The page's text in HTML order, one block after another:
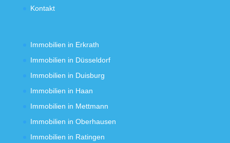
Kontakt
Immobilien in Erkrath
Immobilien in Düsseldorf
Immobilien in Duisburg
Immobilien in Haan
Immobilien in Mettmann
Immobilien in Oberhausen
Immobilien in Ratingen